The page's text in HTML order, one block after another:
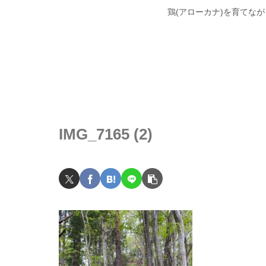
鶏(アローカナ)を育てな
IMG_7165 (2)